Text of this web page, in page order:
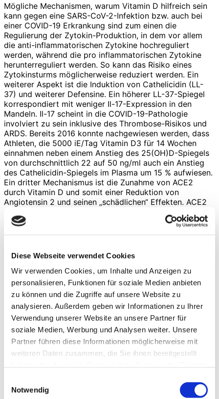
Diese Webseite verwendet Cookies
Wir verwenden Cookies, um Inhalte und Anzeigen zu
personalisieren, Funktionen für soziale Medien anbieten
zu können und die Zugriffe auf unsere Website zu
analysieren. Außerdem geben wir Informationen zu Ihrer
Verwendung unserer Website an unsere Partner für
soziale Medien, Werbung und Analysen weiter. Unsere
Partner führen diese Informationen möglicherweise mit
weiteren Daten zusammen, die Sie ihnen bereitgestellt
Notwendig
Mögliche Mechanismen, warum Vitamin D hilfreich sein
kann gegen eine SARS-CoV-2-Infektion bzw. auch bei
einer COVID-19 Erkrankung sind zum einen die
Regulierung der Zytokin-Produktion, in dem vor allem
die anti-inflammatorischen Zytokine hochreguliert
werden, während die pro inflammatorischen Zytokine
herunterreguliert werden. So kann das Risiko eines
Zytokinsturms möglicherweise reduziert werden. Ein
weiterer Aspekt ist die Induktion von Cathelicidin (LL-
37) und weiterer Defensine. Ein höherer LL-37-Spiegel
korrespondiert mit weniger Il-17-Expression in den
Mandeln. Il-17 scheint in die COVID-19-Pathologie
involviert zu sein inklusive des Thrombose-Risikos und
ARDS. Bereits 2016 konnte nachgewiesen werden, dass
Athleten, die 5000 iE/Tag Vitamin D3 für 14 Wochen
einnahmen neben einem Anstieg des 25(OH)D-Spiegels
von durchschnittlich 22 auf 50 ng/ml auch ein Anstieg
des Cathelicidin-Spiegels im Plasma um 15 % aufwiesen.
Ein dritter Mechanismus ist die Zunahme von ACE2
durch Vitamin D und somit einer Reduktion von
Angiotensin 2 und seinen „schädlichen“ Effekten. ACE2
führt durch die Abspaltung einer Aminosäure von
Angiotensin 2 zu einer Vasodilatation sowie
positive Effekt einer Steigerung von ACE2, der so der
Reduktion durch die Bindung des SARS-CoV-2 an ACE2
entgegenwirkt.
Fazit
Zusammenfassend lässt sich sagen, dass aufgrund der
geschilderten positiven Effekte von Vitamin D auch für
Athleten eine Substitution empfehlenswert ist zur
Prävention von Infektionskrankheiten und auch COVID-
19 neben den positiven Effekten z. B. auch auf die
Muskulatur und die generelle Leistung von Athleten. Es
gibt wenige Nebenwirkungen einer hohen Vitamin-D-
Konzentration. Die schwerwiegendste ist wohl die
Manifestationen, die selten persistieren nach Korrektur.
Die High-Dose-Vitamin-D-Supplementation führt zu